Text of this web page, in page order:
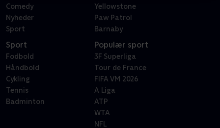
Comedy
Nyheder
Sport
Yellowstone
Paw Patrol
Barnaby
Sport
Fodbold
Håndbold
Cykling
Tennis
Badminton
Populær sport
3F Superliga
Tour de France
FIFA VM 2026
A Liga
ATP
WTA
NFL